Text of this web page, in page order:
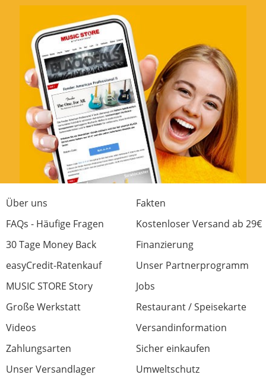
Über uns
Fakten
FAQs - Häufige Fragen
Kostenloser Versand ab 29€
30 Tage Money Back
Finanzierung
easyCredit-Ratenkauf
Unser Partnerprogramm
MUSIC STORE Story
Jobs
Große Werkstatt
Restaurant / Speisekarte
Videos
Versandinformation
Zahlungsarten
Sicher einkaufen
Unser Versandlager
Umweltschutz